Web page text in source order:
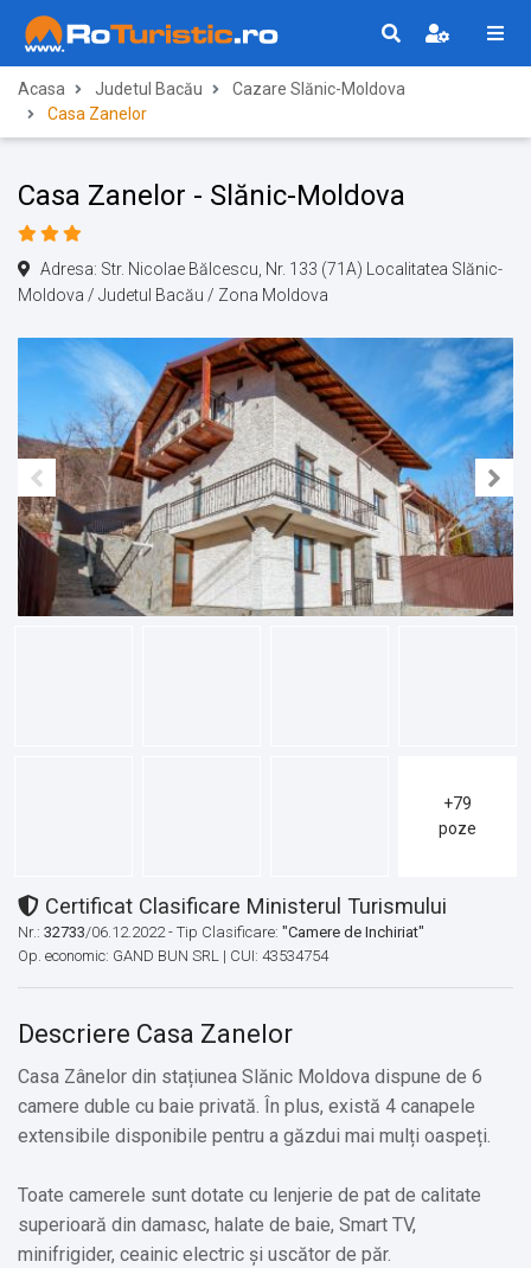
Acasa Judetul Bacău
Cazare Slănic-Moldova
Casa Zanelor
Casa Zanelor - Slănic-Moldova
Adresa: Str. Nicolae Bălcescu, Nr. 133 (71A) Localitatea Slănic-
Moldova / Judetul Bacău / Zona Moldova
+79
poze
Certificat Clasificare Ministerul Turismului
Nr.: 32733/06.12.2022 - Tip Clasificare: "Camere de Inchiriat"
Op. economic: GAND BUN SRL | CUI: 43534754
Descriere Casa Zanelor
Casa Zânelor din stațiunea Slănic Moldova dispune de 6
camere duble cu baie privată. În plus, există 4 canapele
extensibile disponibile pentru a găzdui mai mulți oaspeți.
Toate camerele sunt dotate cu lenjerie de pat de calitate
superioară din damasc, halate de baie, Smart TV,
minifrigider, ceainic electric și uscător de păr.